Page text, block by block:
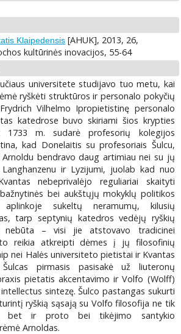
Klaipedensis [AHUK], 2013, 26,
kultūrinės inovacijos, 55-64
universitete studijavo tuo metu, kai
ryškėti struktūros ir personalo pokyčių
Vilhelmo Ipropietistinę personalo
katedrose buvo skiriami šios krypties
1733 m. sudarė profesorių kolegijos
kad Donelaitis su profesoriais Šulcu,
Arnoldu bendravo daug artimiau nei su jų
Langhanzenu ir Lyzijumi, juolab kad nuo
nebeprivalėjo reguliariai skaityti
bei aukštųjų mokyklų politikos
sukeltų neramumų, kilusių
tarp septynių katedros vedėjų ryškių
nebūta – visi jie atstovavo tradicinei
reikia atkreipti dėmes į jų filosofinių
nei Halės universiteto pietistai ir Kvantas
pirmasis pasisakė už liuteronų
pietatis akcentavimo ir Volfo (Wolff)
sintezę. Šulco pastangas sukurti
ryškią sąsają su Volfo filosofija ne tik
bet ir proto bei tikėjimo santykio
Arnoldas.